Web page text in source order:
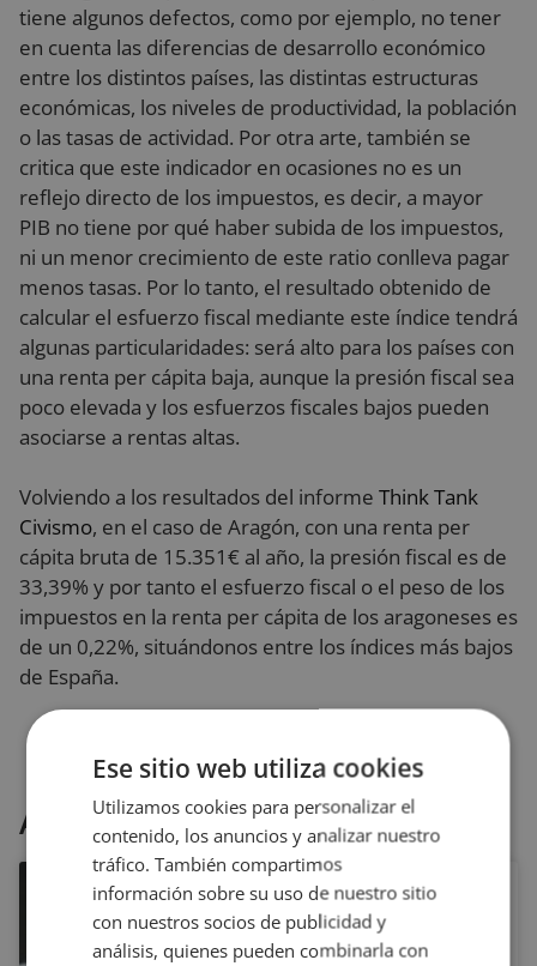
tiene algunos defectos, como por ejemplo, no tener
en cuenta las diferencias de desarrollo económico
entre los distintos países, las distintas estructuras
económicas, los niveles de productividad, la población
o las tasas de actividad. Por otra arte, también se
critica que este indicador en ocasiones no es un
reflejo directo de los impuestos, es decir, a mayor
PIB no tiene por qué haber subida de los impuestos,
ni un menor crecimiento de este ratio conlleva pagar
menos tasas. Por lo tanto, el resultado obtenido de
calcular el esfuerzo fiscal mediante este índice tendrá
algunas particularidades: será alto para los países con
una renta per cápita baja, aunque la presión fiscal sea
poco elevada y los esfuerzos fiscales bajos pueden
asociarse a rentas altas.
Volviendo a los resultados del informe Think Tank
Civismo, en el caso de Aragón, con una renta per
cápita bruta de 15.351€ al año, la presión fiscal es de
33,39% y por tanto el esfuerzo fiscal o el peso de los
impuestos en la renta per cápita de los aragoneses es
de un 0,22%, situándonos entre los índices más bajos
de España.
Artículos relacionados
¿Qué hemos
hablado ya del
Ese sitio web utiliza cookies
Utilizamos cookies para personalizar el
contenido, los anuncios y analizar nuestro
tráfico. También compartimos
información sobre su uso de nuestro sitio
con nuestros socios de publicidad y
análisis, quienes pueden combinarla con